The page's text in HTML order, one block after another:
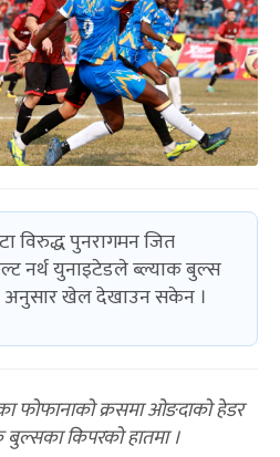
विरुद्ध पुनरागमन जित
नर्थ युनाइटेडले ब्ल्याक बुल्स
अनुसार खेल देखाउन सकेन ।
फोफानाको क्रसमा ओङदाको हेडर
बुल्सका किपरको हातमा ।